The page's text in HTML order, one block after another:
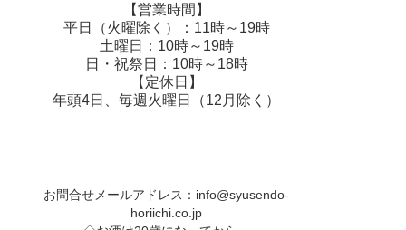
【営業時間】
平日（火曜除く）：11時～19時
土曜日：10時～19時
日・祝祭日：10時～18時
【定休日】
年頭4日、毎週火曜日（12月除く）
お問合せメールアドレス： info@syusendo-
horiichi.co.jp